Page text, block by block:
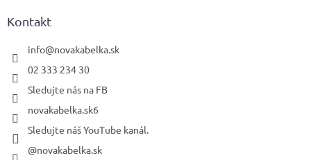
Kontakt
info@novakabelka.sk
02 333 234 30
Sledujte nás na FB
novakabelka.sk6
Sledujte náš YouTube kanál.
@novakabelka.sk